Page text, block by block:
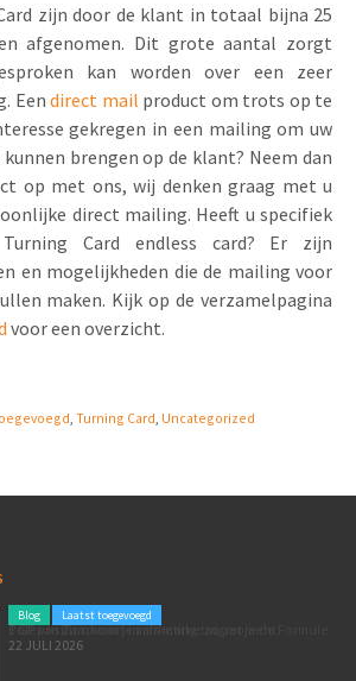
zijn door de klant in totaal bijna 25
afgenomen. Dit grote aantal zorgt
kan worden over een zeer
Eendirect mail product om trots op te
gekregen in een mailing om uw
brengen op de klant? Neem dan
op met ons, wij denken graag met u
direct mailing. Heeft u specifiek
Card endless card? Er zijn
en mogelijkheden die de mailing voor
maken. Kijk op de verzamelpagina
voor een overzicht.
Turning Card Uncategorized
Blog Laatst toegevoegd
Poleposition voor je marketing: zó zet je de Formule 1 GP van Zandvoort in als marketingmoment
22 JULI 2026